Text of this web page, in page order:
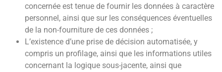
concernée est tenue de fournir les données à caractère
personnel, ainsi que sur les conséquences éventuelles
de la non-fourniture de ces données ;
L’existence d’une prise de décision automatisée, y
compris un profilage, ainsi que les informations utiles
concernant la logique sous-jacente, ainsi que